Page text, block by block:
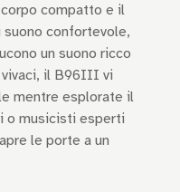
compatto e il
confortevole,
un suono ricco
vivaci, il B96III vi
mentre esplorate il
o musicisti esperti
le porte a un